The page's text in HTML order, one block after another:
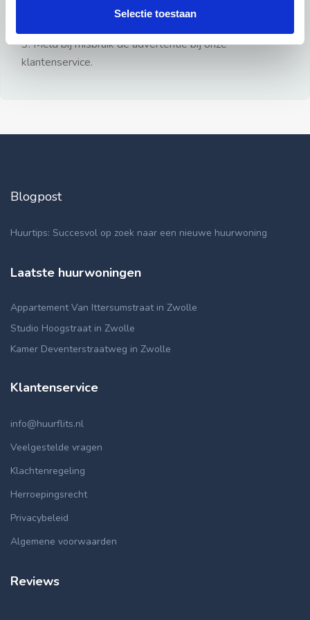
Selectie toestaan
3: Meld bij misbruik de advertentie bij onze
klantenservice.
Blogpost
Huurtips: Succesvol op zoek naar een nieuwe huurwoning
Laatste huurwoningen
Appartement Van Ittersumstraat in Zwolle
Studio Hoogstraat in Zwolle
Kamer Deventerstraatweg in Zwolle
Klantenservice
info@huurflits.nl
Veelgestelde vragen
Klachtenregeling
Herroepingsrecht
Privacybeleid
Algemene voorwaarden
Reviews